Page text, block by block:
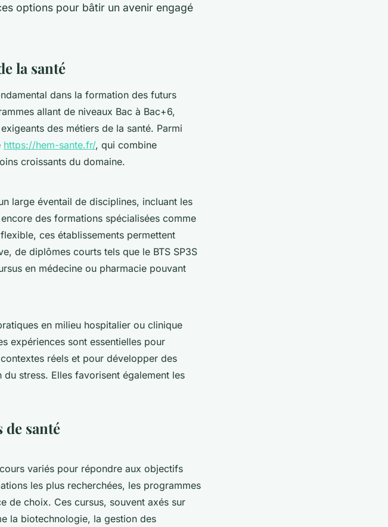
options pour bâtir un avenir engagé
la santé
dans la formation des futurs
allant de niveaux Bac à Bac+6,
des métiers de la santé. Parmi
https://hem-sante.fr/, qui combine
croissants du domaine.
large éventail de disciplines, incluant les
des formations spécialisées comme
ces établissements permettent
de diplômes courts tels que le BTS SP3S
en médecine ou pharmacie pouvant
en milieu hospitalier ou clinique
expériences sont essentielles pour
réels et pour développer des
stress. Elles favorisent également les
de santé
variés pour répondre aux objectifs
les plus recherchées, les programmes
de choix. Ces cursus, souvent axés sur
la biotechnologie, la gestion des